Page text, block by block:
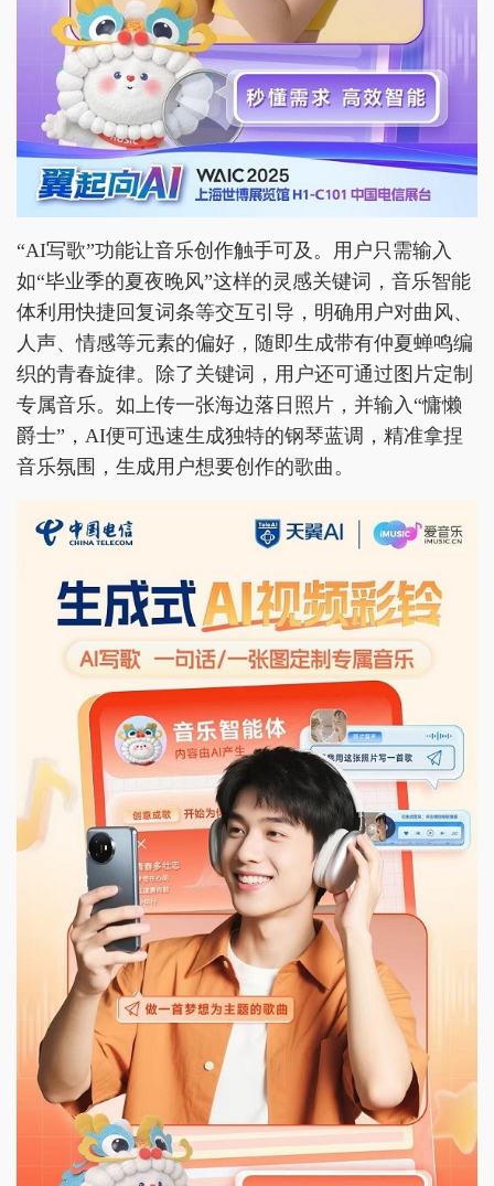
“AI写歌”功能让音乐创作触手可及。用户只需输入
如“毕业季的夏夜晚风”这样的灵感关键词，音乐智能
体利用快捷回复词条等交互引导，明确用户对曲风、
人声、情感等元素的偏好，随即生成带有仲夏蝉鸣编
织的青春旋律。除了关键词，用户还可通过图片定制
专属音乐。如上传一张海边落日照片，并输入“慵懒
爵士”，AI便可迅速生成独特的钢琴蓝调，精准拿捏
音乐氛围，生成用户想要创作的歌曲。